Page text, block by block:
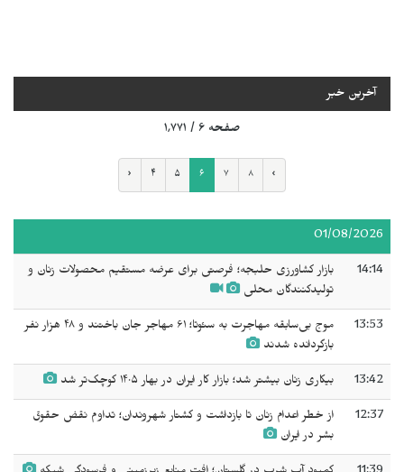
آخرین خبر
صفحه ۶ / ۱٬۷۷۱
‹ ۴ ۵ ۶ ۷ ۸ ›
01/08/2026
14:14
بازار کشاورزی حلبجه؛ فرصتی برای عرضه مستقیم محصولات زنان و
تولیدکنندگان محلی
13:53
موج بی‌سابقه مهاجرت به سئوتا؛ ۶۱ مهاجر جان باختند و ۴۸ هزار نفر
بازگردانده شدند
13:42 بیکاری زنان بیشتر شد؛ بازار کار ایران در بهار ۱۴۰۵ کوچک‌تر شد
12:37
از خطر اعدام زنان تا بازداشت و کشتار شهروندان؛ تداوم نقض حقوق
بشر در ایران